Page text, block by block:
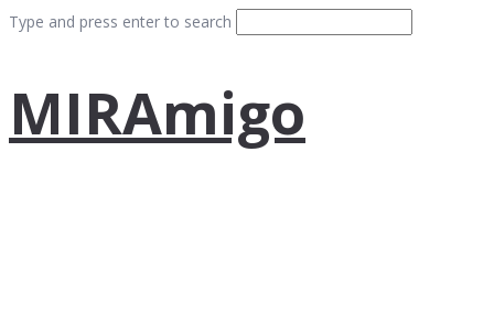
Type and press enter to search
MIRAmigo